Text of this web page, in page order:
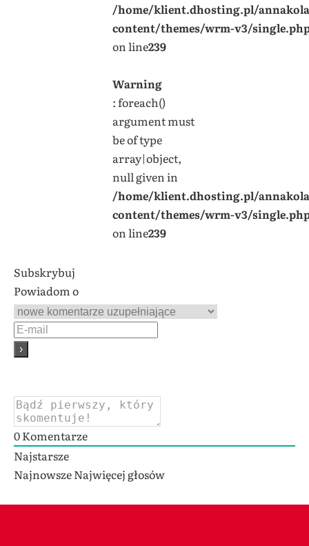
/home/klient.dhosting.pl/
content/themes/wrm-v3/
on line239
Warning
: foreach()
argument must
be of type
array|object,
null given in
/home/klient.dhosting.pl/
content/themes/wrm-v3/
on line239
Subskrybuj
Powiadom o
0Komentarze
Najstarsze
NajnowszeNajwięcej głosów